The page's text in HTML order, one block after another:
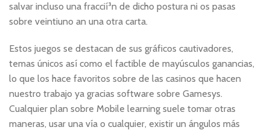
salvar incluso una fraccií³n de dicho postura ni os pasas
sobre veintiuno an una otra carta.
Estos juegos se destacan de sus gráficos cautivadores,
temas únicos así­ como el factible de mayúsculos ganancias,
lo que los hace favoritos sobre de las casinos que hacen
nuestro trabajo ya gracias software sobre Gamesys.
Cualquier plan sobre Mobile learning suele tomar otras
maneras, usar una ví­a o cualquier, existir un ángulos más